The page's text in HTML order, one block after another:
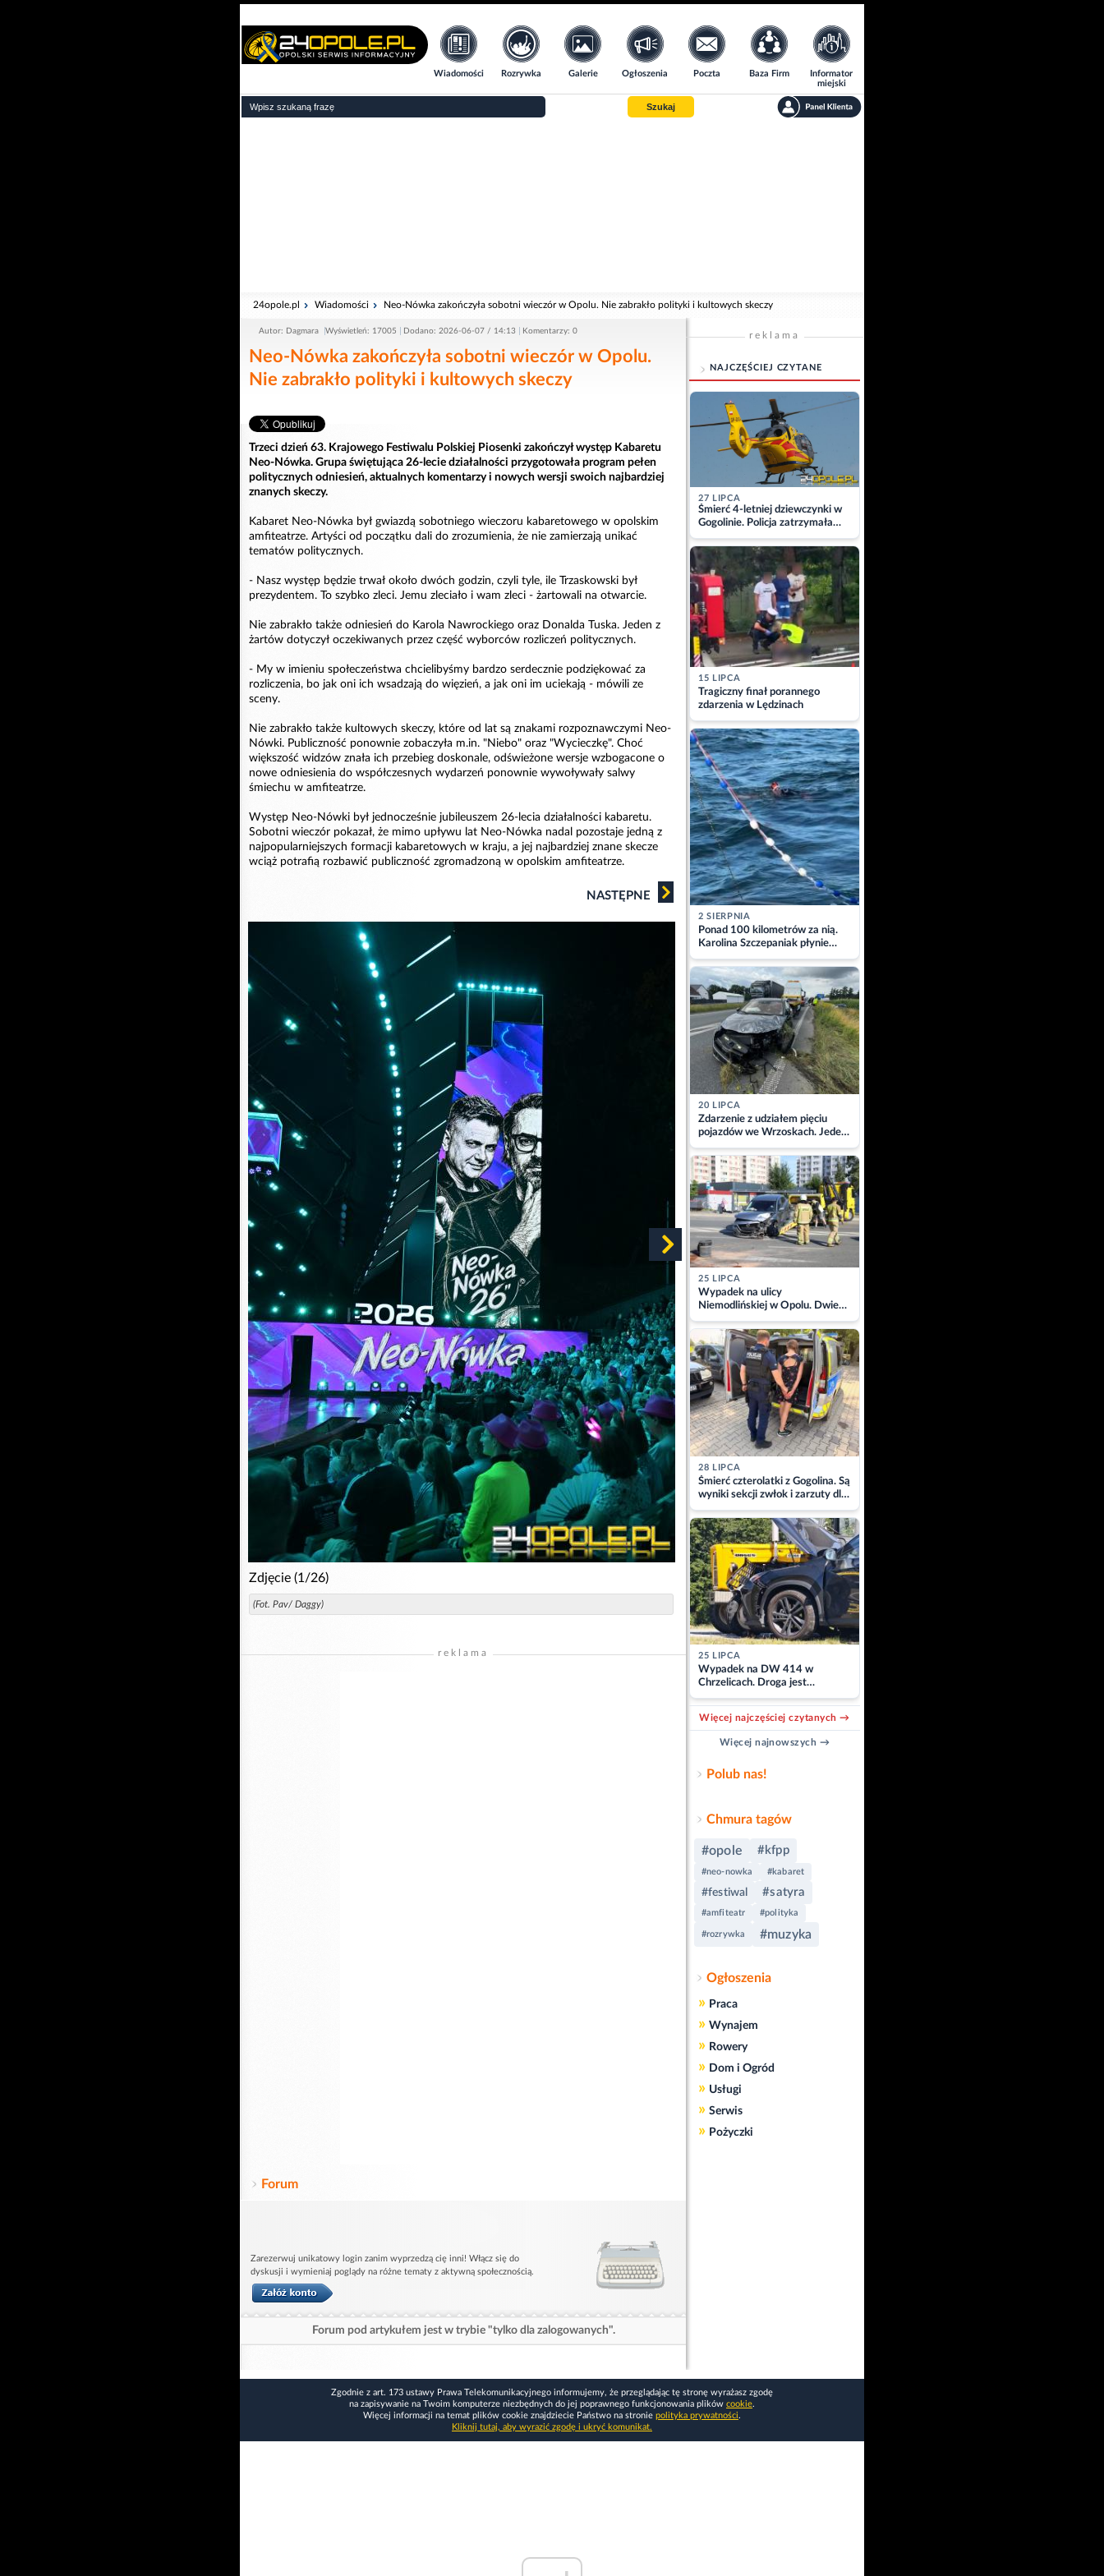
Wiadomości Rozrywka Galerie Ogłoszenia Poczta Baza Firm
Informator
miejski
Szukaj
24opole.pl Wiadomości Neo-Nówka zakończyła sobotni wieczór w Opolu. Nie zabrakło polityki i kultowych skeczy
Autor: Dagmara Wyświetleń: 17005 Dodano: 2026-06-07 / 14:13 Komentarzy: 0
Neo-Nówka zakończyła sobotni wieczór w Opolu.
Nie zabrakło polityki i kultowych skeczy
Trzeci dzień 63. Krajowego Festiwalu Polskiej Piosenki zakończył występ Kabaretu
Neo-Nówka. Grupa świętująca 26-lecie działalności przygotowała program pełen
politycznych odniesień, aktualnych komentarzy i nowych wersji swoich najbardziej
znanych skeczy.
Kabaret Neo-Nówka był gwiazdą sobotniego wieczoru kabaretowego w opolskim
amfiteatrze. Artyści od początku dali do zrozumienia, że nie zamierzają unikać
tematów politycznych.
- Nasz występ będzie trwał około dwóch godzin, czyli tyle, ile Trzaskowski był
prezydentem. To szybko zleci. Jemu zleciało i wam zleci - żartowali na otwarcie.
Nie zabrakło także odniesień do Karola Nawrockiego oraz Donalda Tuska. Jeden z
żartów dotyczył oczekiwanych przez część wyborców rozliczeń politycznych.
- My w imieniu społeczeństwa chcielibyśmy bardzo serdecznie podziękować za
rozliczenia, bo jak oni ich wsadzają do więzień, a jak oni im uciekają - mówili ze
sceny.
Nie zabrakło także kultowych skeczy, które od lat są znakami rozpoznawczymi Neo-
Nówki. Publiczność ponownie zobaczyła m.in. "Niebo" oraz "Wycieczkę". Choć
większość widzów znała ich przebieg doskonale, odświeżone wersje wzbogacone o
nowe odniesienia do współczesnych wydarzeń ponownie wywoływały salwy
śmiechu w amfiteatrze.
Występ Neo-Nówki był jednocześnie jubileuszem 26-lecia działalności kabaretu.
Sobotni wieczór pokazał, że mimo upływu lat Neo-Nówka nadal pozostaje jedną z
najpopularniejszych formacji kabaretowych w kraju, a jej najbardziej znane skecze
wciąż potrafią rozbawić publiczność zgromadzoną w opolskim amfiteatrze.
NASTĘPNE
Zdjęcie (1/26)
(Fot. Pav/ Daggy)
reklama
Forum
Zarezerwuj unikatowy login zanim wyprzedzą cię inni! Włącz się do
dyskusji i wymieniaj poglądy na różne tematy z aktywną społecznością.
Forum pod artykułem jest w trybie "tylko dla zalogowanych".
reklama
NAJCZĘŚCIEJ CZYTANE
27 LIPCA
Śmierć 4-letniej dziewczynki w
Gogolinie. Policja zatrzymała
matkę
15 LIPCA
Tragiczny finał porannego
zdarzenia w Lędzinach
2 SIERPNIA
Ponad 100 kilometrów za nią.
Karolina Szczepaniak płynie
przez Bałtyk dla Piotra.
Aktualizacja
20 LIPCA
Zdarzenie z udziałem pięciu
pojazdów we Wrzoskach. Jeden
z kierowców zabrany w
kajdankach
25 LIPCA
Wypadek na ulicy
Niemodlińskiej w Opolu. Dwie
osoby w szpitalu
28 LIPCA
Śmierć czterolatki z Gogolina. Są
wyniki sekcji zwłok i zarzuty dla
matki
25 LIPCA
Wypadek na DW 414 w
Chrzelicach. Droga jest
zablokowana
Więcej najczęściej czytanych →
Więcej najnowszych →
Polub nas!
Chmura tagów
#opole #kfpp
#neo-nowka #kabaret
#festiwal #satyra
#amfiteatr #polityka
#rozrywka #muzyka
Ogłoszenia
» Praca
» Wynajem
» Rowery
» Dom i Ogród
» Usługi
» Serwis
» Pożyczki
Zgodnie z art. 173 ustawy Prawa Telekomunikacyjnego informujemy, że przeglądając tę stronę wyrażasz zgodę
na zapisywanie na Twoim komputerze niezbędnych do jej poprawnego funkcjonowania plików cookie.
Więcej informacji na temat plików cookie znajdziecie Państwo na stronie polityka prywatności.
Kliknij tutaj, aby wyrazić zgodę i ukryć komunikat.